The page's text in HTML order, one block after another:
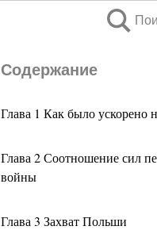
Содержание
Глава 1 Как было ускорено
Глава 2 Соотношение сил
войны
Глава 3 Захват Польши